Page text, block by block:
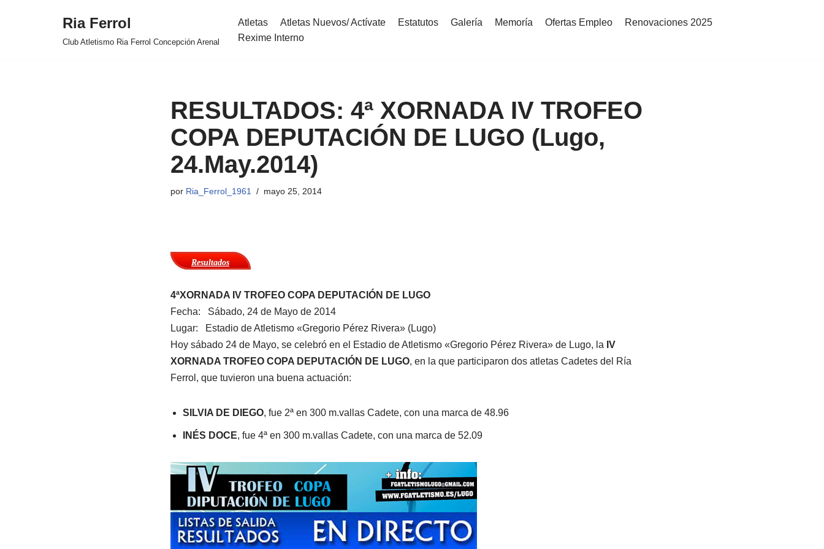
Ria Ferrol
Club Atletismo Ria Ferrol Concepción Arenal
Atletas Atletas Nuevos/ Actívate Estatutos Galería Memoría Ofertas Empleo
Renovaciones 2025
Rexime Interno
RESULTADOS: 4ª XORNADA IV TROFEO
COPA DEPUTACIÓN DE LUGO (Lugo,
24.May.2014)
por Ria_Ferrol_1961 mayo 25, 2014
Resultados
4ªXORNADA IV TROFEO COPA DEPUTACIÓN DE LUGO
Fecha: Sábado, 24 de Mayo de 2014
Lugar: Estadio de Atletismo «Gregorio Pérez Rivera» (Lugo)
Hoy sábado 24 de Mayo, se celebró en el Estadio de Atletismo «Gregorio Pérez Rivera» de Lugo, la IV
XORNADA TROFEO COPA DEPUTACIÓN DE LUGO​, en la que participaron dos atletas Cadetes del Ría
Ferrol, que tuvieron una buena actuación:
SILVIA DE DIEGO​, fue 2ª en 300 m.vallas Cadete, con una marca de 48.96
INÉS DOCE, fue 4ª en 300 m.vallas Cadete, con una marca de 52.09